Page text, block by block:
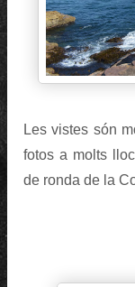
Les vistes són
fotos a molts
de ronda de la